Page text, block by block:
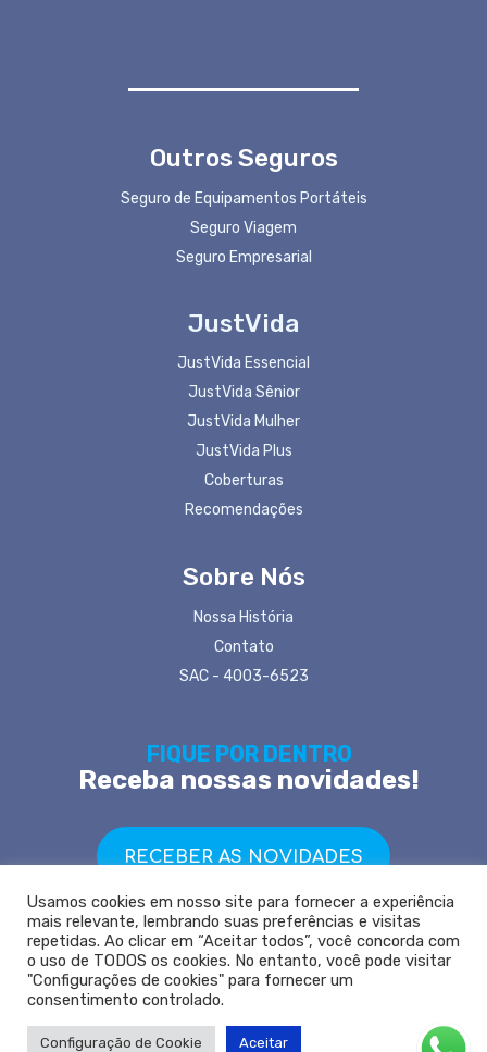
Outros Seguros
Seguro de Equipamentos Portáteis
Seguro Viagem
Seguro Empresarial
JustVida
JustVida Essencial
JustVida Sênior
JustVida Mulher
JustVida Plus
Coberturas
Recomendações
Sobre Nós
Nossa História
Contato
SAC - 4003-6523
FIQUE POR DENTRO
Receba nossas novidades!
RECEBER AS NOVIDADES
Copyright © 2021 Siena Corretora de Seguros - REGISTRO SUSEP
202063187
Leia nossaPolítica de Privacidade
Usamos cookies em nosso site para fornecer a experiência
mais relevante, lembrando suas preferências e visitas
repetidas. Ao clicar em “Aceitar todos”, você concorda com
o uso de TODOS os cookies. No entanto, você pode visitar
"Configurações de cookies" para fornecer um
consentimento controlado.
Configuração de Cookie Aceitar